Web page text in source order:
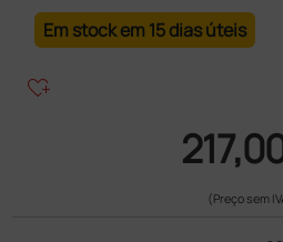
Em stock em 15 dias úteis
heart_plus
(Preço sem